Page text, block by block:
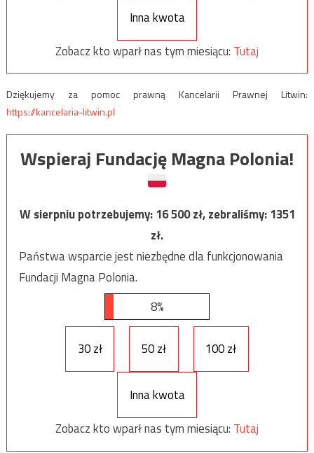
Inna kwota
Zobacz kto wparł nas tym miesiącu: Tutaj
Dziękujemy za pomoc prawną Kancelarii Prawnej Litwin:
https://kancelaria-litwin.pl
Wspieraj Fundację Magna Polonia!
W sierpniu potrzebujemy:16 500zł, zebraliśmy:1351
zł.
Państwa wsparcie jest niezbędne dla funkcjonowania
Fundacji Magna Polonia.
8%
30 zł 50 zł 100 zł
Inna kwota
Zobacz kto wparł nas tym miesiącu: Tutaj